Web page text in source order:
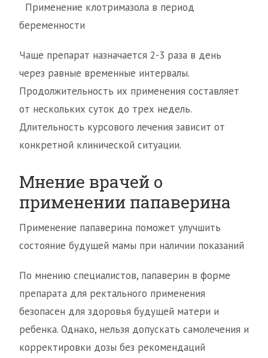
Применение клотримазола в период
беременности
Чаще препарат назначается 2-3 раза в день
через равные временные интервалы.
Продолжительность их применения составляет
от нескольких суток до трех недель.
Длительность курсового лечения зависит от
конкретной клинической ситуации.
Мнение врачей о
применении папаверина
Применение папаверина поможет улучшить
состояние будущей мамы при наличии показаний
По мнению специалистов, папаверин в форме
препарата для ректального применения
безопасен для здоровья будущей матери и
ребенка. Однако, нельзя допускать самолечения и
корректировки дозы без рекомендаций